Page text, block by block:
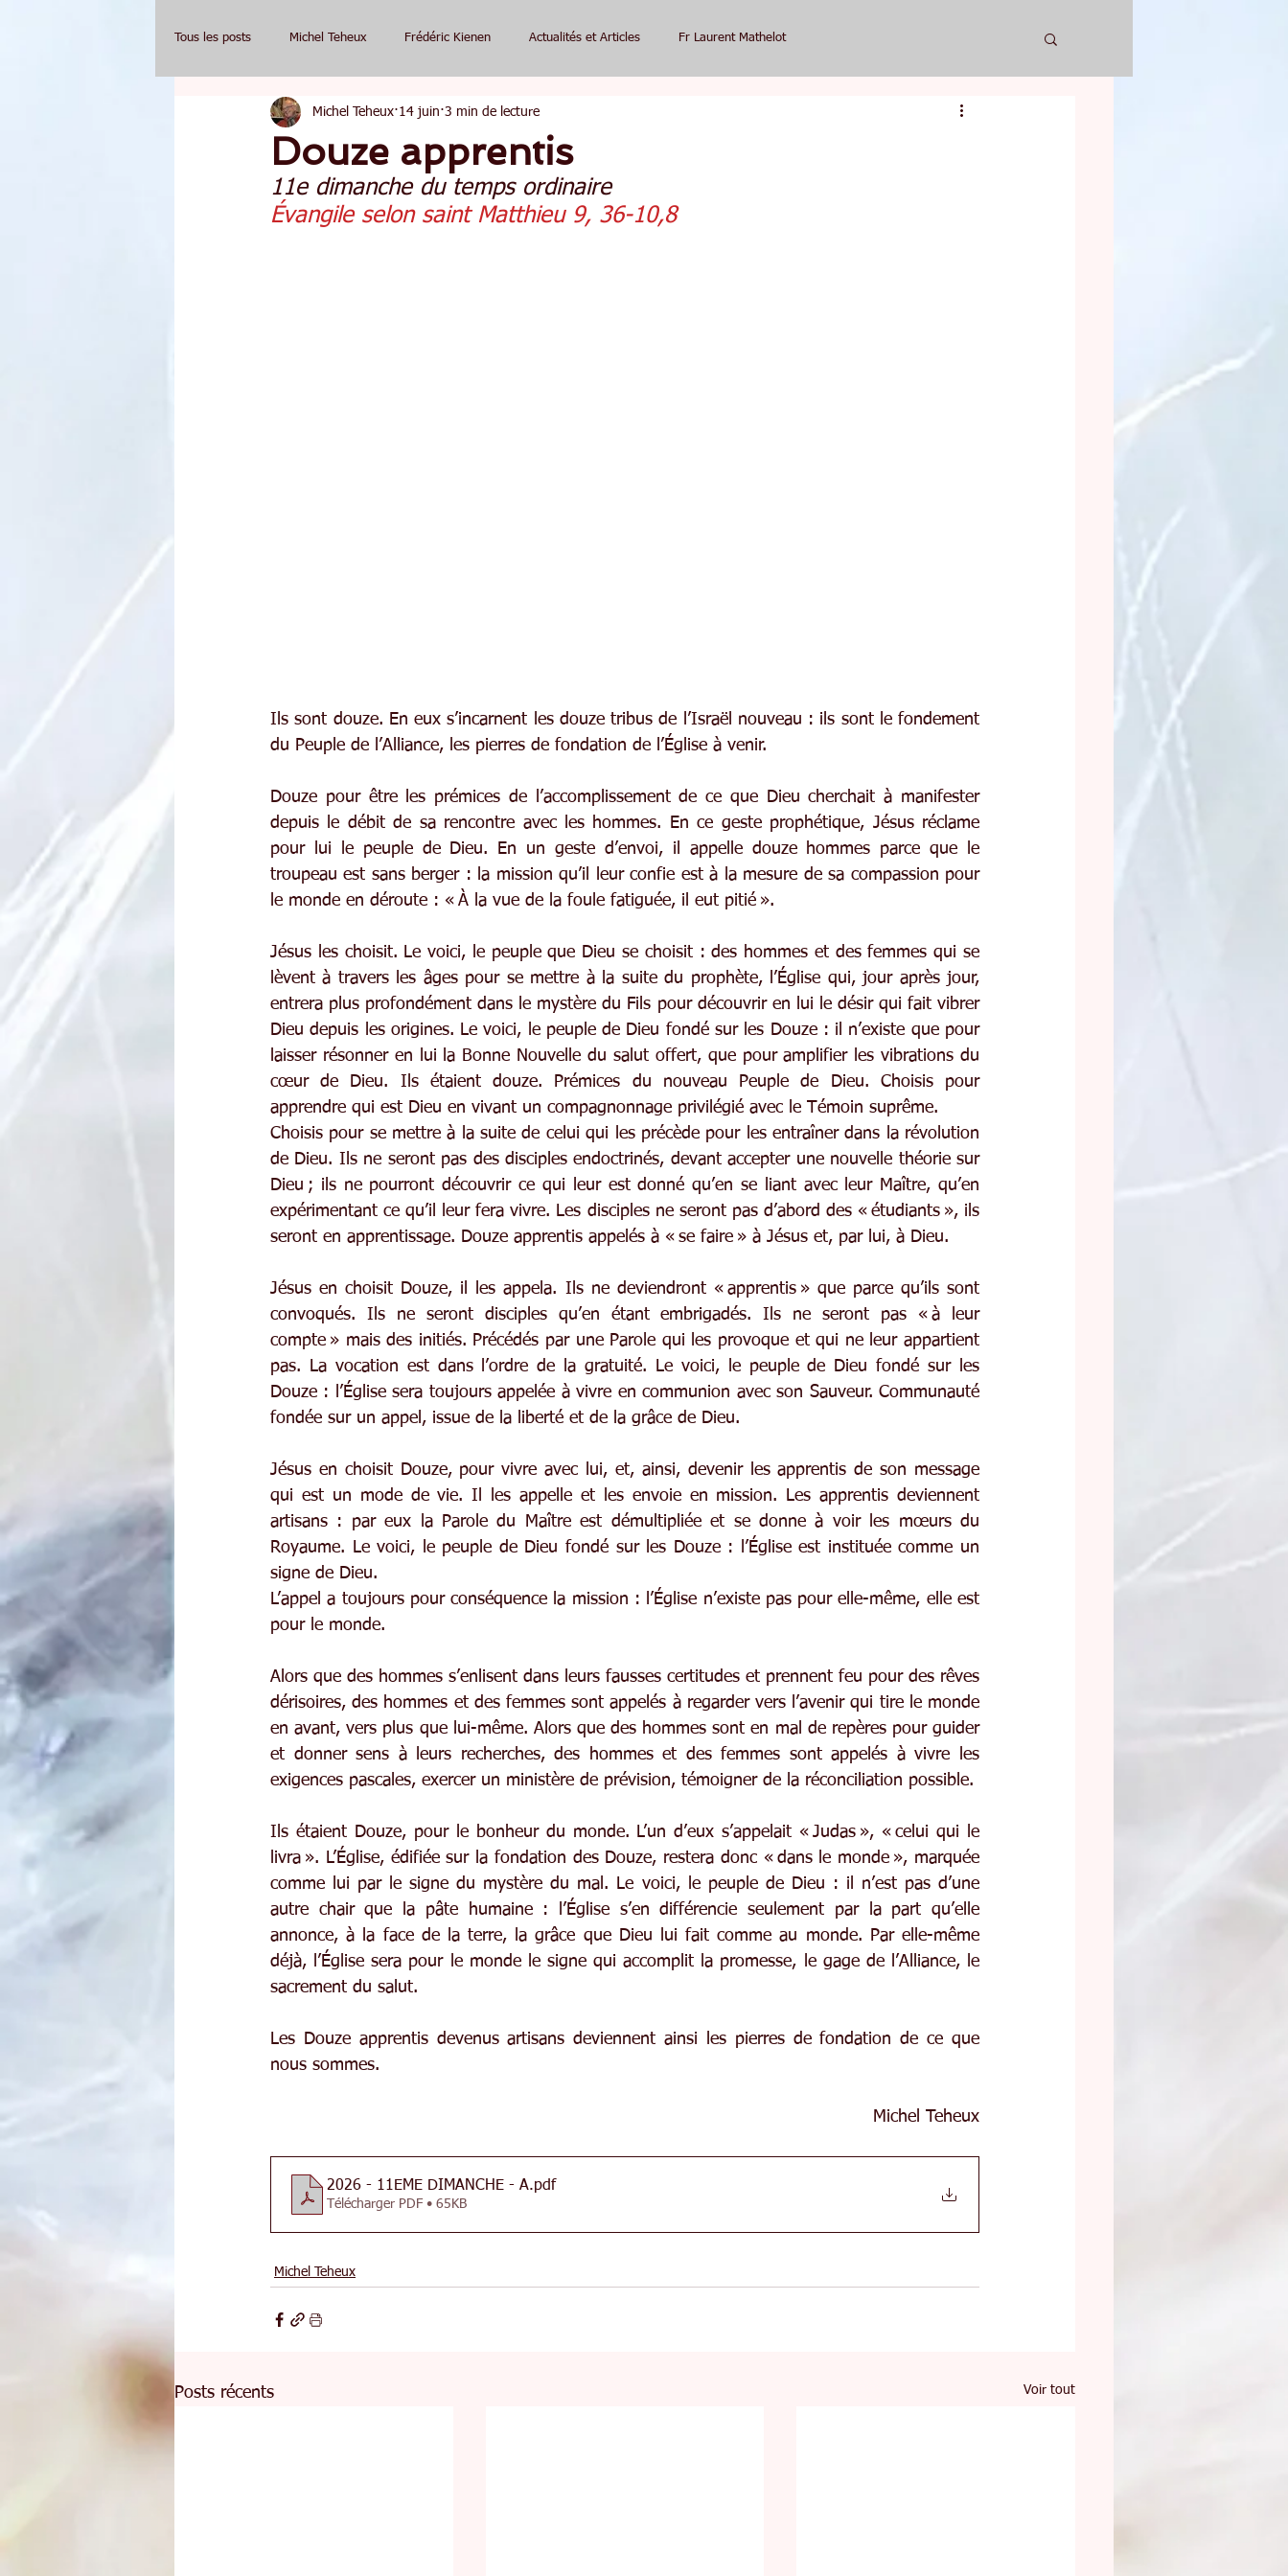
Tous les posts Michel Teheux Frédéric Kienen Actualités et Articles Fr Laurent Mathelot
Douze apprentis
Michel Teheux 14 juin 3 min de lecture
11e dimanche du temps ordinaire
Évangile selon saint Matthieu 9, 36-10,8
Ils sont douze. En eux s’incarnent les douze tribus de l’Israël nouveau : ils sont le fondement
du Peuple de l’Alliance, les pierres de fondation de l’Église à venir.
Douze pour être les prémices de l’accomplissement de ce que Dieu cherchait à manifester
depuis le débit de sa rencontre avec les hommes. En ce geste prophétique, Jésus réclame
pour lui le peuple de Dieu. En un geste d’envoi, il appelle douze hommes parce que le
troupeau est sans berger : la mission qu’il leur confie est à la mesure de sa compassion pour
le monde en déroute : « À la vue de la foule fatiguée, il eut pitié ».
Jésus les choisit. Le voici, le peuple que Dieu se choisit : des hommes et des femmes qui se
lèvent à travers les âges pour se mettre à la suite du prophète, l’Église qui, jour après jour,
entrera plus profondément dans le mystère du Fils pour découvrir en lui le désir qui fait vibrer
Dieu depuis les origines. Le voici, le peuple de Dieu fondé sur les Douze : il n’existe que pour
laisser résonner en lui la Bonne Nouvelle du salut offert, que pour amplifier les vibrations du
cœur de Dieu. Ils étaient douze. Prémices du nouveau Peuple de Dieu. Choisis pour
apprendre qui est Dieu en vivant un compagnonnage privilégié avec le Témoin suprême.
Choisis pour se mettre à la suite de celui qui les précède pour les entraîner dans la révolution
de Dieu. Ils ne seront pas des disciples endoctrinés, devant accepter une nouvelle théorie sur
Dieu ; ils ne pourront découvrir ce qui leur est donné qu’en se liant avec leur Maître, qu’en
expérimentant ce qu’il leur fera vivre. Les disciples ne seront pas d’abord des « étudiants », ils
seront en apprentissage. Douze apprentis appelés à « se faire » à Jésus et, par lui, à Dieu.
Jésus en choisit Douze, il les appela. Ils ne deviendront « apprentis » que parce qu’ils sont
convoqués. Ils ne seront disciples qu’en étant embrigadés. Ils ne seront pas « à leur
compte » mais des initiés. Précédés par une Parole qui les provoque et qui ne leur appartient
pas. La vocation est dans l’ordre de la gratuité. Le voici, le peuple de Dieu fondé sur les
Douze : l’Église sera toujours appelée à vivre en communion avec son Sauveur. Communauté
fondée sur un appel, issue de la liberté et de la grâce de Dieu.
Jésus en choisit Douze, pour vivre avec lui, et, ainsi, devenir les apprentis de son message
qui est un mode de vie. Il les appelle et les envoie en mission. Les apprentis deviennent
artisans : par eux la Parole du Maître est démultipliée et se donne à voir les mœurs du
Royaume. Le voici, le peuple de Dieu fondé sur les Douze : l’Église est instituée comme un
signe de Dieu.
L’appel a toujours pour conséquence la mission : l’Église n’existe pas pour elle-même, elle est
pour le monde.
Alors que des hommes s’enlisent dans leurs fausses certitudes et prennent feu pour des rêves
dérisoires, des hommes et des femmes sont appelés à regarder vers l’avenir qui tire le monde
en avant, vers plus que lui-même. Alors que des hommes sont en mal de repères pour guider
et donner sens à leurs recherches, des hommes et des femmes sont appelés à vivre les
exigences pascales, exercer un ministère de prévision, témoigner de la réconciliation possible.
Ils étaient Douze, pour le bonheur du monde. L’un d’eux s’appelait « Judas », « celui qui le
livra ». L’Église, édifiée sur la fondation des Douze, restera donc « dans le monde », marquée
comme lui par le signe du mystère du mal. Le voici, le peuple de Dieu : il n’est pas d’une
autre chair que la pâte humaine : l’Église s’en différencie seulement par la part qu’elle
annonce, à la face de la terre, la grâce que Dieu lui fait comme au monde. Par elle-même
déjà, l’Église sera pour le monde le signe qui accomplit la promesse, le gage de l’Alliance, le
sacrement du salut.
Les Douze apprentis devenus artisans deviennent ainsi les pierres de fondation de ce que
nous sommes.
Michel Teheux
2026 - 11EME DIMANCHE - A.pdf
Télécharger PDF • 65KB
Michel Teheux
Posts récents Voir tout